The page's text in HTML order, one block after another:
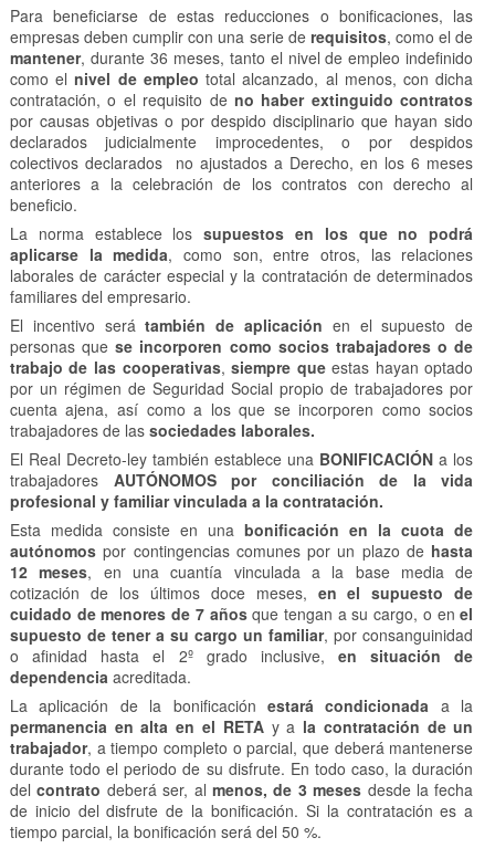
Para beneficiarse de estas reducciones o bonificaciones, las
empresas deben cumplir con una serie de requisitos, como el de
mantener, durante 36 meses, tanto el nivel de empleo indefinido
como el nivel de empleo total alcanzado, al menos, con dicha
contratación, o el requisito de no haber extinguido contratos
por causas objetivas o por despido disciplinario que hayan sido
declarados judicialmente improcedentes, o por despidos
colectivos declarados no ajustados a Derecho, en los 6 meses
anteriores a la celebración de los contratos con derecho al
beneficio.
La norma establece lossupuestos en los que no podrá
aplicarse la medida, como son, entre otros, las relaciones
laborales de carácter especial y la contratación de determinados
familiares del empresario.
El incentivo serátambién de aplicación en el supuesto de
personas quese incorporen como socios trabajadores o de
trabajo de las cooperativas,siempre queestas hayan optado
por un régimen de Seguridad Social propio de trabajadores por
cuenta ajena, así como a los que se incorporen como socios
trabajadores de las sociedades laborales.
El Real Decreto-ley también establece una BONIFICACIÓN a los
trabajadores AUTÓNOMOS
por conciliación de la vida
profesional y familiar vinculada a la contratación.
Esta medida consiste en unabonificación en la cuota de
autónomospor contingencias comunes por un plazo de hasta
12 meses, en una cuantía vinculada a la base media de
cotización de los últimos doce meses, en el supuesto de
cuidado de menores de 7 añosque tengan a su cargo, o enel
supuesto de tener a su cargo un familiar, por consanguinidad
o afinidad hasta el 2º grado inclusive, en situación de
dependenciaacreditada.
La aplicación de la bonificaciónestará condicionada a la
permanencia en alta en el RETAy a la contratación de un
trabajador, a tiempo completo o parcial, que deberá mantenerse
durante todo el periodo de su disfrute. En todo caso, la duración
delcontrato deberá ser, al menos, de 3 meses desde la fecha
de inicio del disfrute de la bonificación. Si la contratación es a
tiempo parcial, la bonificación será del 50 %.